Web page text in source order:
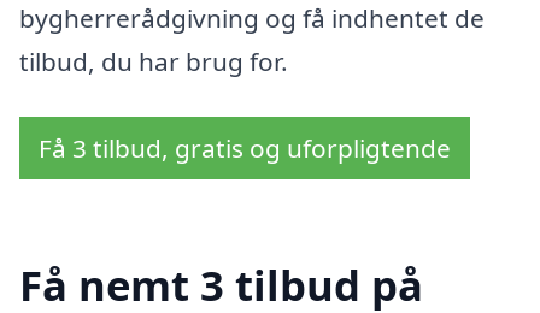
bygherrerådgivning og få indhentet de
tilbud, du har brug for.
Få 3 tilbud, gratis og uforpligtende
Få nemt 3 tilbud på